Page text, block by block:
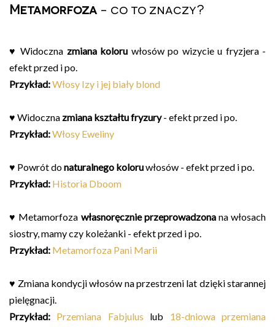
Metamorfoza - co to znaczy?
♥ Widoczna zmiana koloru włosów po wizycie u fryzjera -
efekt przed i po.
Przykład:Włosy Izy i jej biały blond
♥ Widoczna zmiana kształtu fryzury- efekt przed i po.
Przykład:Włosy Eweliny
♥ Powrót donaturalnego koloruwłosów - efekt przed i po.
Przykład: Historia Dboom
♥ Metamorfoza własnoręcznie przeprowadzonana włosach
siostry, mamy czy koleżanki - efekt przed i po.
Przykład: Metamorfoza Pani Marii
♥ Zmiana kondycji włosów na przestrzeni lat dzięki starannej
pielęgnacji.
Przykład: Przemiana Fabjulus lub 18-dniowa przemiana